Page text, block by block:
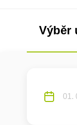
Výběr